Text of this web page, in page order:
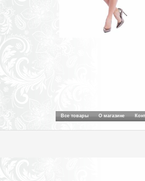
Все товары О магазине